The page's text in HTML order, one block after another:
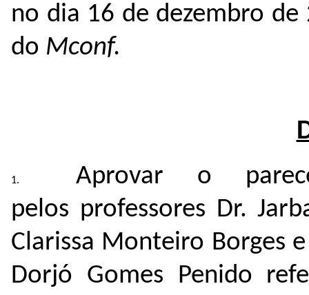
no dia 16 de dezembro
do Mconf.
Aprovar o
pelos professores Dr.
Clarissa Monteiro Borges
Dorjó Gomes Penido